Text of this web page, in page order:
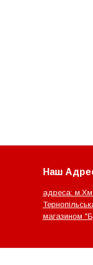
Наш
адреса:
магазином